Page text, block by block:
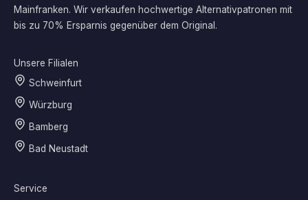
Mainfranken. Wir verkaufen hochwertige Alternativpatronen mit
bis zu 70% Ersparnis gegenüber dem Original.
Unsere Filialen
Schweinfurt
Würzburg
Bamberg
Bad Neustadt
Service